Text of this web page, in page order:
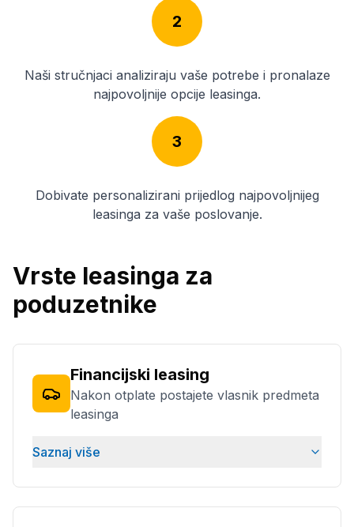
2
Naši stručnjaci analiziraju vaše potrebe i pronalaze
najpovoljnije opcije leasinga.
3
Dobivate personalizirani prijedlog najpovoljnijeg
leasinga za vaše poslovanje.
Vrste leasinga za
poduzetnike
Financijski leasing
Nakon otplate postajete vlasnik predmeta
leasinga
Saznaj više